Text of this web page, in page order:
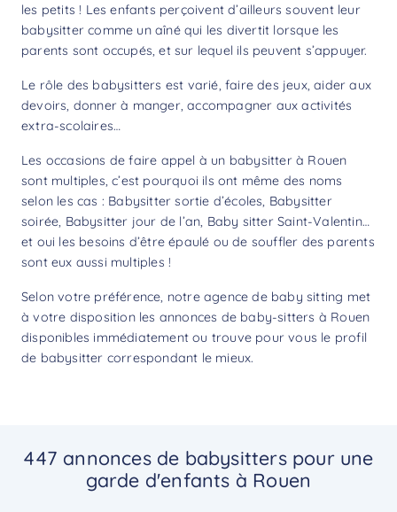
les petits ! Les enfants perçoivent d’ailleurs souvent leur
babysitter comme un aîné qui les divertit lorsque les
parents sont occupés, et sur lequel ils peuvent s’appuyer.
Le rôle des babysitters est varié, faire des jeux, aider aux
devoirs, donner à manger, accompagner aux activités
extra-scolaires…
Les occasions de faire appel à un babysitter à Rouen
sont multiples, c’est pourquoi ils ont même des noms
selon les cas : Babysitter sortie d’écoles, Babysitter
soirée, Babysitter jour de l’an, Baby sitter Saint-Valentin…
et oui les besoins d’être épaulé ou de souffler des parents
sont eux aussi multiples !
Selon votre préférence, notre agence de baby sitting met
à votre disposition les annonces de baby-sitters à Rouen
disponibles immédiatement ou trouve pour vous le profil
de babysitter correspondant le mieux.
447 annonces de babysitters pour une
garde d'enfants à Rouen